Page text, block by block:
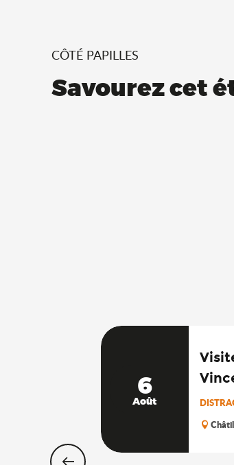
CÔTÉ PAPILLES
Savourez cet
6
Août